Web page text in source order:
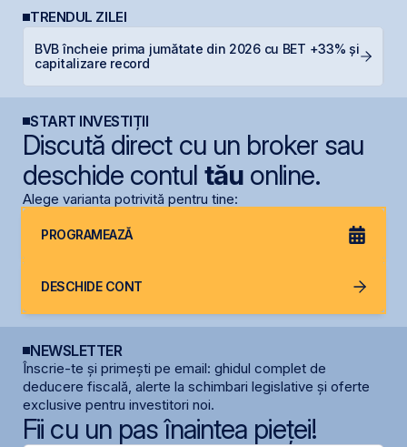
TRENDUL ZILEI
BVB încheie prima jumătate din 2026 cu BET +33% și
capitalizare record
START INVESTIȚII
Discută direct cu un broker sau
deschide contul tăuonline.
Alege varianta potrivită pentru tine:
PROGRAMEAZĂ
DESCHIDE CONT
NEWSLETTER
Înscrie-te și primești pe email: ghidul complet de
deducere fiscală, alerte la schimbari legislative și oferte
exclusive pentru investitori noi.
Fii cu un pas înaintea pieței!